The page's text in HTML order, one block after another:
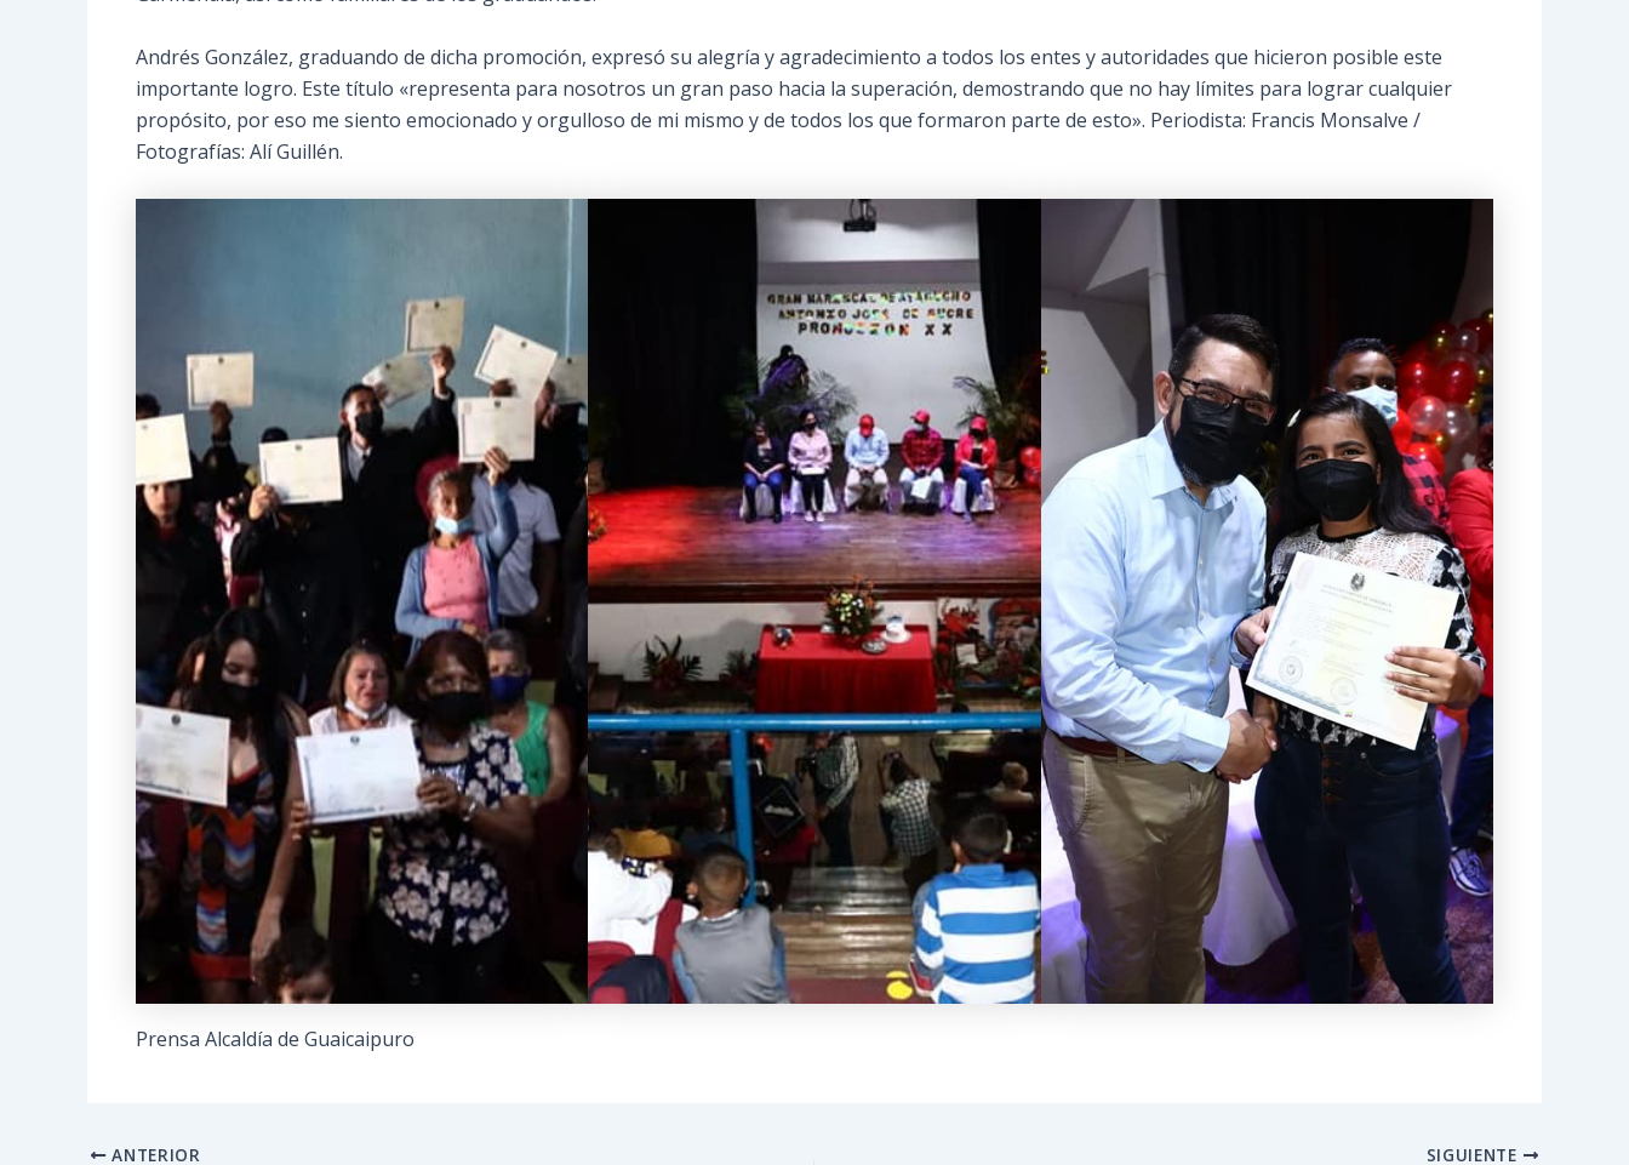
Andrés González, graduando de dicha promoción, expresó su alegría y agradecimiento a todos los entes y autoridades que hicieron posible este
importante logro. Este título «representa para nosotros un gran paso hacia la superación, demostrando que no hay límites para lograr cualquier
propósito, por eso me siento emocionado y orgulloso de mi mismo y de todos los que formaron parte de esto». Periodista: Francis Monsalve /
Fotografías: Alí Guillén.
Prensa Alcaldía de Guaicaipuro
ANTERIOR SIGUIENTE